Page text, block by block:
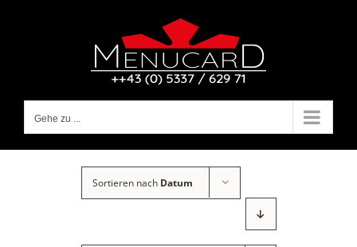
Gehe zu ...
Sortieren nach Datum